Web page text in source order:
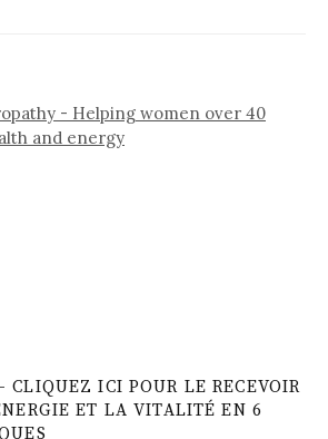
CLIQUEZ ICI POUR LE RECEVOIR
ET LA VITALITÉ EN 6